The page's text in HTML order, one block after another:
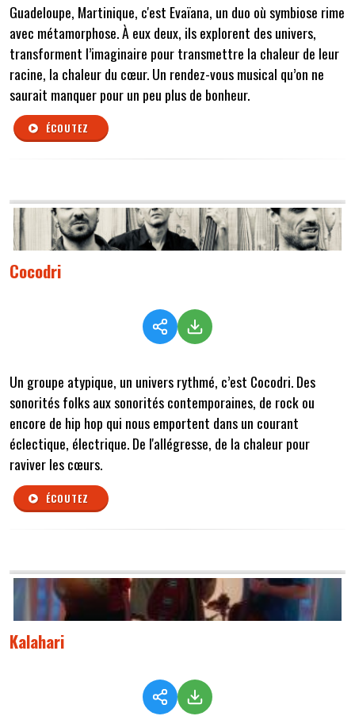
Guadeloupe, Martinique, c'est Evaïana, un duo où symbiose rime
avec métamorphose. À eux deux, ils explorent des univers,
transforment l’imaginaire pour transmettre la chaleur de leur
racine, la chaleur du cœur. Un rendez-vous musical qu’on ne
saurait manquer pour un peu plus de bonheur.
ÉCOUTEZ
Cocodri
Un groupe atypique, un univers rythmé, c’est Cocodri. Des
sonorités folks aux sonorités contemporaines, de rock ou
encore de hip hop qui nous emportent dans un courant
éclectique, électrique. De l'allégresse, de la chaleur pour
raviver les cœurs.
ÉCOUTEZ
Kalahari